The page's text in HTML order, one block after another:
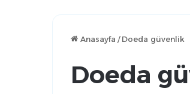
Anasayfa / Doeda güvenlik
Doeda